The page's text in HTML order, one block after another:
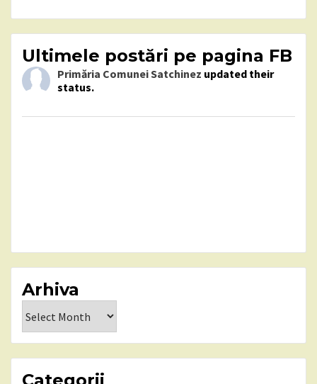
Ultimele postări pe pagina FB
Primăria Comunei Satchinez updated their
status.
Arhiva